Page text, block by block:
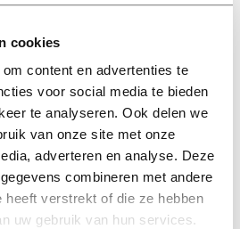
cookies
content en advertenties te
voor social media te bieden
te analyseren. Ook delen we
van onze site met onze
adverteren en analyse. Deze
combineren met andere
heeft verstrekt of die ze hebben
uw gebruik van hun services.
dat onderzoek moet sterker
Hij ziet wel iets in een soort
waarin landen afspraken
voor onderzoek.
steeds autoritairder wordt en de
schieten. Op een bepaalde
voor de Europese